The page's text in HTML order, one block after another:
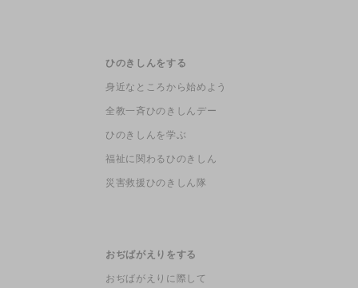
ひのきしんをする
身近なところから始めよう
全教一斉ひのきしんデー
ひのきしんを学ぶ
福祉に関わるひのきしん
災害救援ひのきしん隊
おぢばがえりをする
おぢばがえりに際して